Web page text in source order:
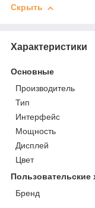
Скрыть
Характеристики
Основные
Производитель
Тип
Интерфейс
Мощность
Дисплей
Цвет
Пользовательские
Бренд